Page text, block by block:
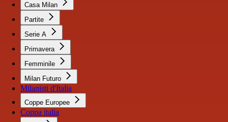
Casa Milan
Partite
Serie A
Primavera
Femminile
Milan Futuro
Milanisti d'Italia
Coppe Europee
Coppa italia